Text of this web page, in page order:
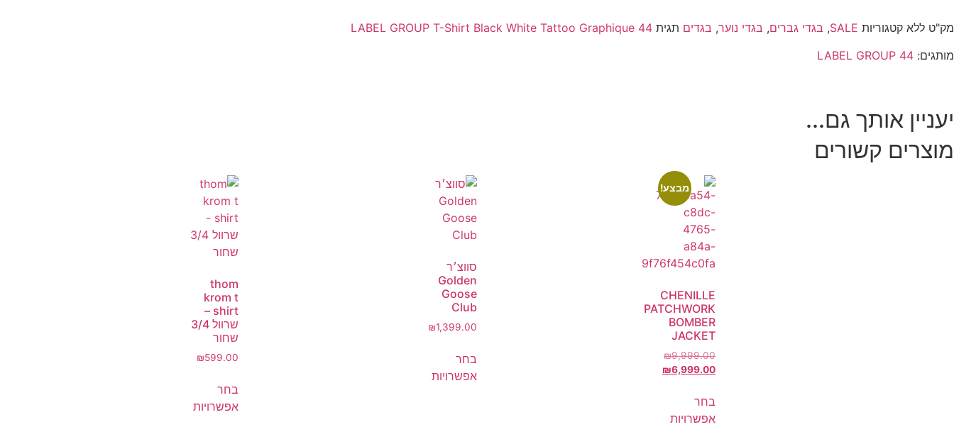
מק"ט ללא קטגוריות SALE
, בגדי גברים, בגדי נוער, בגדים תגית 44 LABEL GROUP T-Shirt Black White Tattoo Graphique
מותגים: 44 LABEL GROUP
יעניין אותך גם...
מוצרים קשורים
מבצע!
CHENILLE
PATCHWORK
BOMBER
JACKET
₪9,999.00
₪6,999.00
בחר
אפשרויות
סווצ׳ר
Golden
Goose
Club
₪1,399.00
בחר
אפשרויות
thom
krom t
shirt –
שרוול 3/4
שחור
₪599.00
בחר
אפשרויות